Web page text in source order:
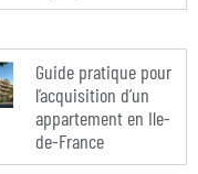
Guide pratique pour
l’acquisition d’un
appartement en Ile-
de-France